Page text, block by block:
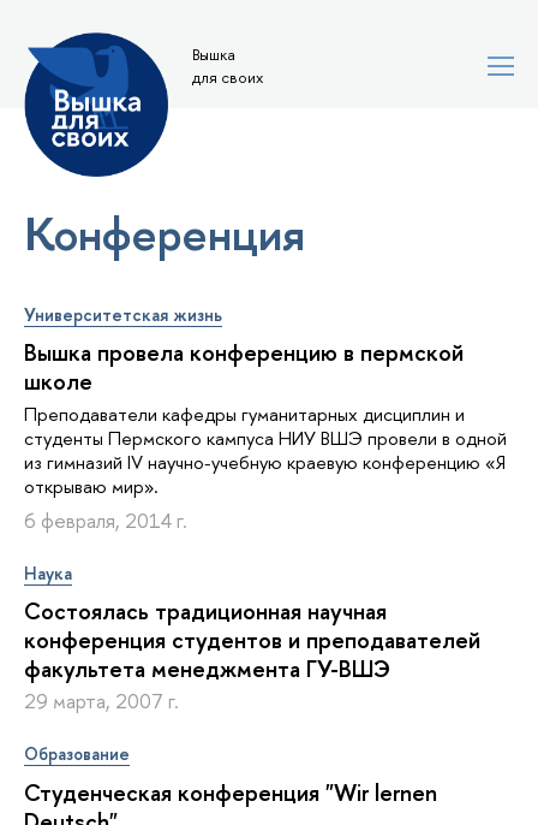
Вышка
для своих
Конференция
Университетская жизнь
Вышка провела конференцию в пермской
школе
Преподаватели кафедры гуманитарных дисциплин и
студенты Пермского кампуса НИУ ВШЭ провели в одной
из гимназий IV научно-учебную краевую конференцию «Я
открываю мир».
6 февраля, 2014 г.
Наука
Состоялась традиционная научная
конференция студентов и преподавателей
факультета менеджмента ГУ-ВШЭ
29 марта, 2007 г.
Образование
Студенческая конференция "Wir lernen